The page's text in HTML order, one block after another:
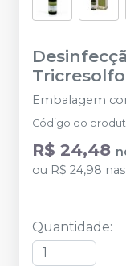
Embalagem
Código do
R$ 24,48
ou R$ 24,98
Quantidade: